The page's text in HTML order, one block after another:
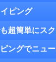
ピング
超簡単にス
ングでニュ